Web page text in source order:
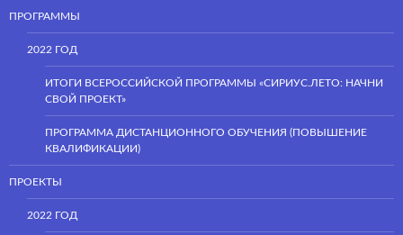
ПРОГРАММЫ
2022 ГОД
ИТОГИ ВСЕРОССИЙСКОЙ ПРОГРАММЫ «СИРИУС.ЛЕТО: НАЧНИ
СВОЙ ПРОЕКТ»
ПРОГРАММА ДИСТАНЦИОННОГО ОБУЧЕНИЯ (ПОВЫШЕНИЕ
КВАЛИФИКАЦИИ)
ПРОЕКТЫ
2022 ГОД